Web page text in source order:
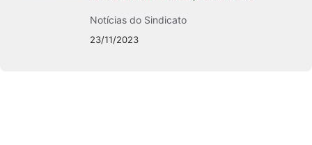
Notícias do Sindicato
23/11/2023